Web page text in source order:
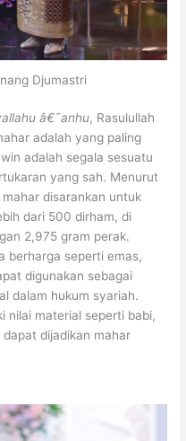
Djumastri
â€˜anhu, Rasulullah
adalah yang paling
adalah segala sesuatu
yang sah. Menurut
disarankan untuk
dari 500 dirham, di
2,975 gram perak.
berharga seperti emas,
digunakan sebagai
dalam hukum syariah.
nilai material seperti babi,
dijadikan mahar